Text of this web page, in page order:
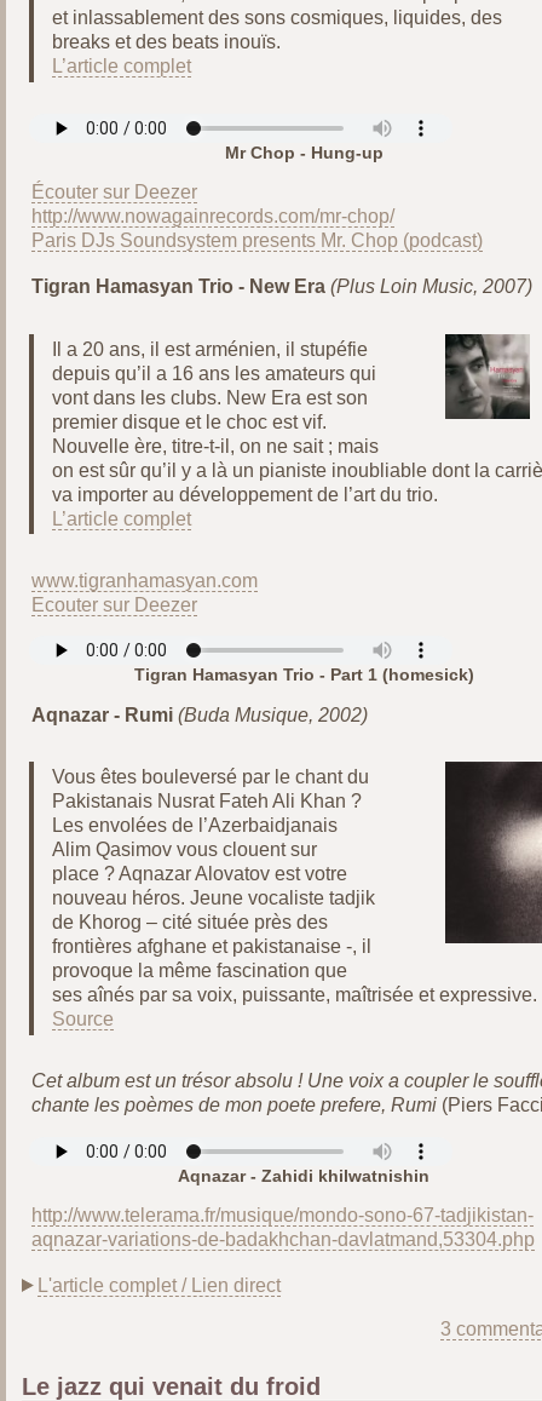
et inlassablement des sons cosmiques, liquides, des
breaks et des beats inouïs.
L’article complet
Mr Chop - Hung-up
Écouter sur Deezer
http://www.nowagainrecords.com/mr-chop/
Paris DJs Soundsystem presents Mr. Chop (podcast)
Tigran Hamasyan Trio - New Era (Plus Loin Music, 2007)
Il a 20 ans, il est arménien, il stupéfie
depuis qu’il a 16 ans les amateurs qui
vont dans les clubs. New Era est son
premier disque et le choc est vif.
Nouvelle ère, titre-t-il, on ne sait ; mais
on est sûr qu’il y a là un pianiste inoubliable dont la
va importer au développement de l’art du trio.
L’article complet
www.tigranhamasyan.com
Ecouter sur Deezer
Tigran Hamasyan Trio - Part 1 (homesick)
Aqnazar - Rumi (Buda Musique, 2002)
Vous êtes bouleversé par le chant du
Pakistanais Nusrat Fateh Ali Khan ?
Les envolées de l’Azerbaidjanais
Alim Qasimov vous clouent sur
place ? Aqnazar Alovatov est votre
nouveau héros. Jeune vocaliste tadjik
de Khorog – cité située près des
frontières afghane et pakistanaise -, il
provoque la même fascination que
ses aînés par sa voix, puissante, maîtrisée et expressive.
Source
Cet album est un trésor absolu ! Une voix a coupler le
chante les poèmes de mon poete prefere, Rumi (Piers
Aqnazar - Zahidi khilwatnishin
http://www.telerama.fr/musique/mondo-sono-67-tadjikistan-
aqnazar-variations-de-badakhchan-davlatmand,53304.php
L'article complet / Lien direct
3
Le jazz qui venait du froid